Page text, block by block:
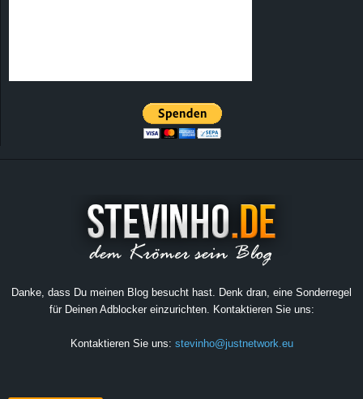
Danke, dass Du meinen Blog besucht hast. Denk dran, eine Sonderregel
für Deinen Adblocker einzurichten. Kontaktieren Sie uns:
Kontaktieren Sie uns: stevinho@justnetwork.eu